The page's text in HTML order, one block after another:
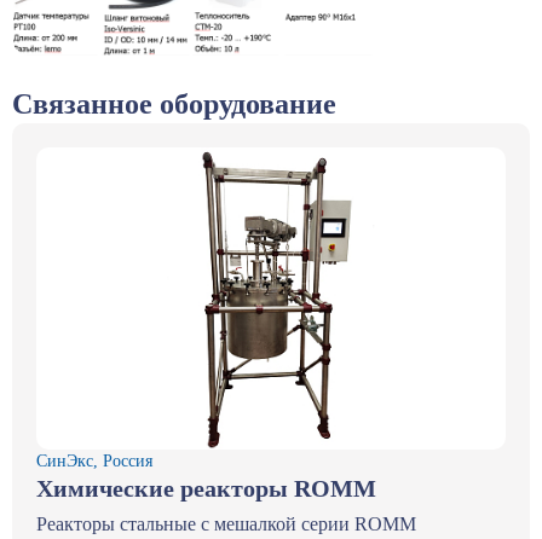
Связанное оборудование
СинЭкс, Россия
Химические реакторы ROMM
Реакторы стальные с мешалкой серии ROMM